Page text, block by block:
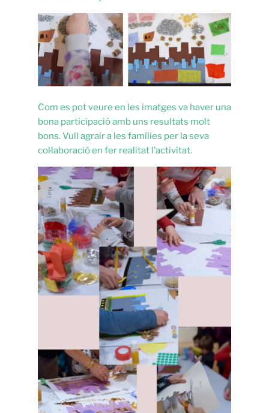
Com es pot veure en les imatges va haver una
bona participació amb uns resultats molt
bons. Vull agrair a les famílies per la seva
col·laboració en fer realitat l’activitat.